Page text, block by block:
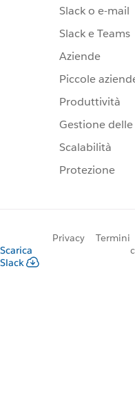
Slack o e-mail
Slack e Teams
Aziende
Piccole
Produttività
Gestione
Scalabilità
Protezione
Scarica
Slack
Privacy Termini